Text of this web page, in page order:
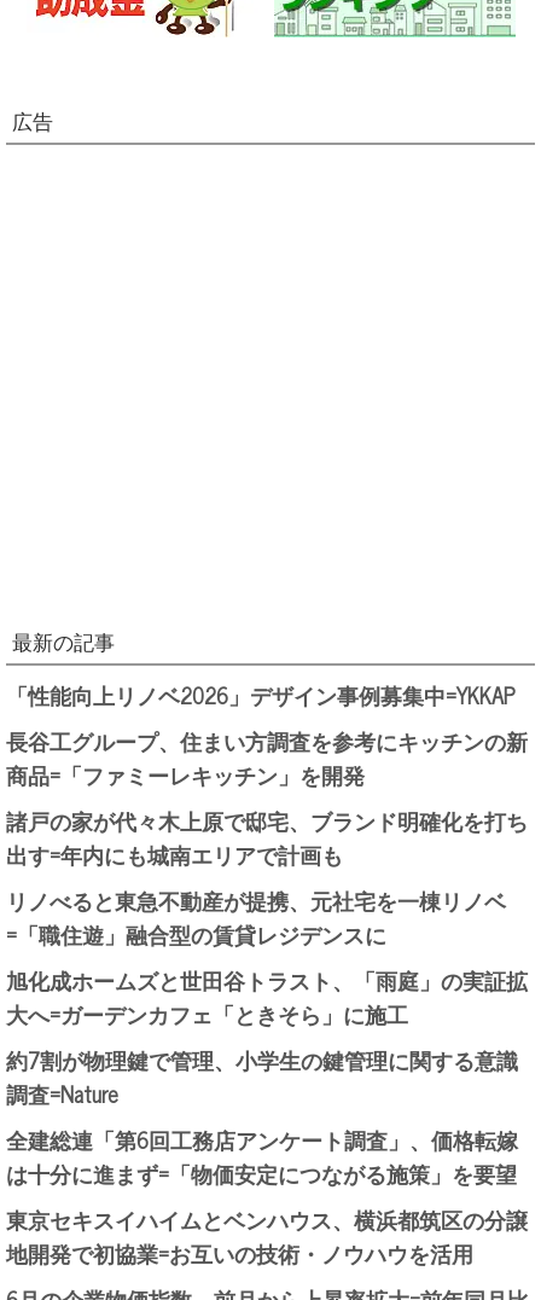
広告
最新の記事
「性能向上リノベ2026」デザイン事例募集中=YKKAP
長谷工グループ、住まい方調査を参考にキッチンの新
商品=「ファミーレキッチン」を開発
諸戸の家が代々木上原で邸宅、ブランド明確化を打ち
出す=年内にも城南エリアで計画も
リノべると東急不動産が提携、元社宅を一棟リノベ
=「職住遊」融合型の賃貸レジデンスに
旭化成ホームズと世田谷トラスト、「雨庭」の実証拡
大へ=ガーデンカフェ「ときそら」に施工
約7割が物理鍵で管理、小学生の鍵管理に関する意識
調査=Nature
全建総連「第6回工務店アンケート調査」、価格転嫁
は十分に進まず=「物価安定につながる施策」を要望
東京セキスイハイムとベンハウス、横浜都筑区の分譲
地開発で初協業=お互いの技術・ノウハウを活用